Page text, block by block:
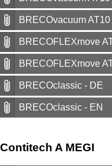
BRECOvacuum AT10
BRECOFLEXmove
BRECOFLEXmove
BRECOclassic - DE
BRECOclassic - EN
Contitech A MEGI